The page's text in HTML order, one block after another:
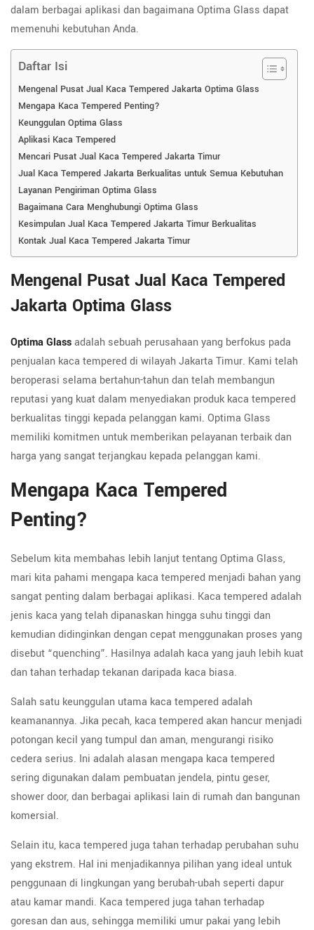
dalam berbagai aplikasi dan bagaimana Optima Glass dapat
memenuhi kebutuhan Anda.
Daftar Isi
Mengenal Pusat Jual Kaca Tempered Jakarta Optima Glass
Mengapa Kaca Tempered Penting?
Keunggulan Optima Glass
Aplikasi Kaca Tempered
Mencari Pusat Jual Kaca Tempered Jakarta Timur
Jual Kaca Tempered Jakarta Berkualitas untuk Semua Kebutuhan
Layanan Pengiriman Optima Glass
Bagaimana Cara Menghubungi Optima Glass
Kesimpulan Jual Kaca Tempered Jakarta Timur Berkualitas
Kontak Jual Kaca Tempered Jakarta Timur
Mengenal Pusat Jual Kaca Tempered
Jakarta Optima Glass
Optima Glassadalah sebuah perusahaan yang berfokus pada
penjualan kaca tempered di wilayah Jakarta Timur. Kami telah
beroperasi selama bertahun-tahun dan telah membangun
reputasi yang kuat dalam menyediakan produk kaca tempered
berkualitas tinggi kepada pelanggan kami. Optima Glass
memiliki komitmen untuk memberikan pelayanan terbaik dan
harga yang sangat terjangkau kepada pelanggan kami.
Mengapa Kaca Tempered
Penting?
Sebelum kita membahas lebih lanjut tentang Optima Glass,
mari kita pahami mengapa kaca tempered menjadi bahan yang
sangat penting dalam berbagai aplikasi. Kaca tempered adalah
jenis kaca yang telah dipanaskan hingga suhu tinggi dan
kemudian didinginkan dengan cepat menggunakan proses yang
disebut “quenching”. Hasilnya adalah kaca yang jauh lebih kuat
dan tahan terhadap tekanan daripada kaca biasa.
Salah satu keunggulan utama kaca tempered adalah
keamanannya. Jika pecah, kaca tempered akan hancur menjadi
potongan kecil yang tumpul dan aman, mengurangi risiko
cedera serius. Ini adalah alasan mengapa kaca tempered
sering digunakan dalam pembuatan jendela, pintu geser,
shower door, dan berbagai aplikasi lain di rumah dan bangunan
komersial.
Selain itu, kaca tempered juga tahan terhadap perubahan suhu
yang ekstrem. Hal ini menjadikannya pilihan yang ideal untuk
penggunaan di lingkungan yang berubah-ubah seperti dapur
atau kamar mandi. Kaca tempered juga tahan terhadap
goresan dan aus, sehingga memiliki umur pakai yang lebih